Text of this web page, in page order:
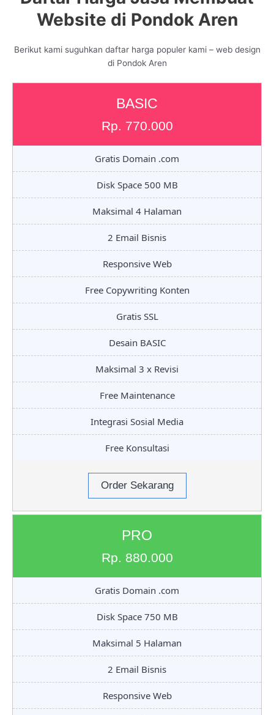
Website di Pondok Aren
Berikut kami suguhkan daftar harga populer kami – web design
di Pondok Aren
BASIC
Rp. 770.000
Gratis Domain .com
Disk Space 500 MB
Maksimal 4 Halaman
2 Email Bisnis
Responsive Web
Free Copywriting Konten
Gratis SSL
Desain BASIC
Maksimal 3 x Revisi
Free Maintenance
Integrasi Sosial Media
Free Konsultasi
Order Sekarang
PRO
Rp. 880.000
Gratis Domain .com
Disk Space 750 MB
Maksimal 5 Halaman
2 Email Bisnis
Responsive Web